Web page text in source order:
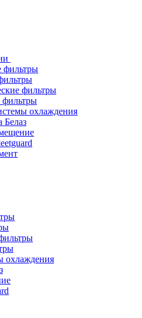
фильтры
фильтры
охлаждения
Белаз
охлаждения